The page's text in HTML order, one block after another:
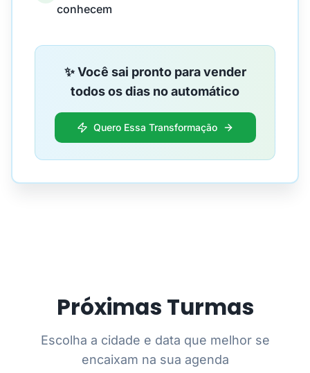
conhecem
✨ Você sai pronto para vender
todos os dias no automático
Quero Essa Transformação
Próximas Turmas
Escolha a cidade e data que melhor se
encaixam na sua agenda